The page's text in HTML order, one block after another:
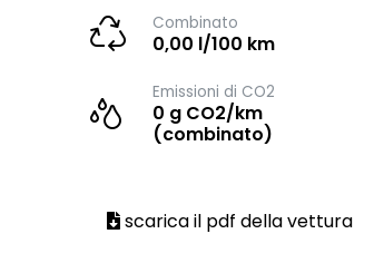
Combinato
0,00 l/100 km
Emissioni di CO2
0 g CO2/km
(combinato)
scarica il pdf della vettura